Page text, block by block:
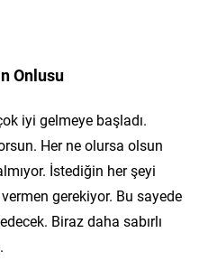
Onlusu
iyi gelmeye başladı.
Her ne olursa olsun
İstediğin her şeyi
gerekiyor. Bu sayede
Biraz daha sabırlı